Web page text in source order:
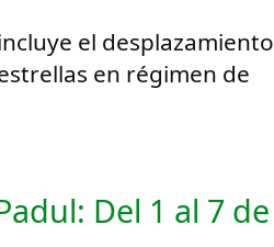
el desplazamiento
en régimen de
Del 1 al 7 de